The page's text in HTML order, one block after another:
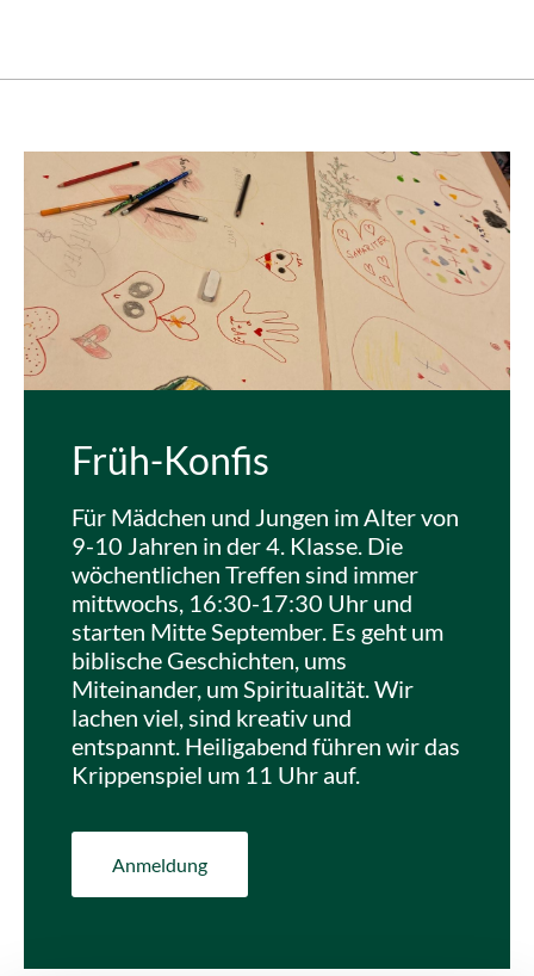
Früh-Konfis
Für Mädchen und Jungen im Alter von
9-10 Jahren in der 4. Klasse. Die
wöchentlichen Treffen sind immer
mittwochs, 16:30-17:30 Uhr und
starten Mitte September. Es geht um
biblische Geschichten, ums
Miteinander, um Spiritualität. Wir
lachen viel, sind kreativ und
entspannt. Heiligabend führen wir das
Krippenspiel um 11 Uhr auf.
Anmeldung